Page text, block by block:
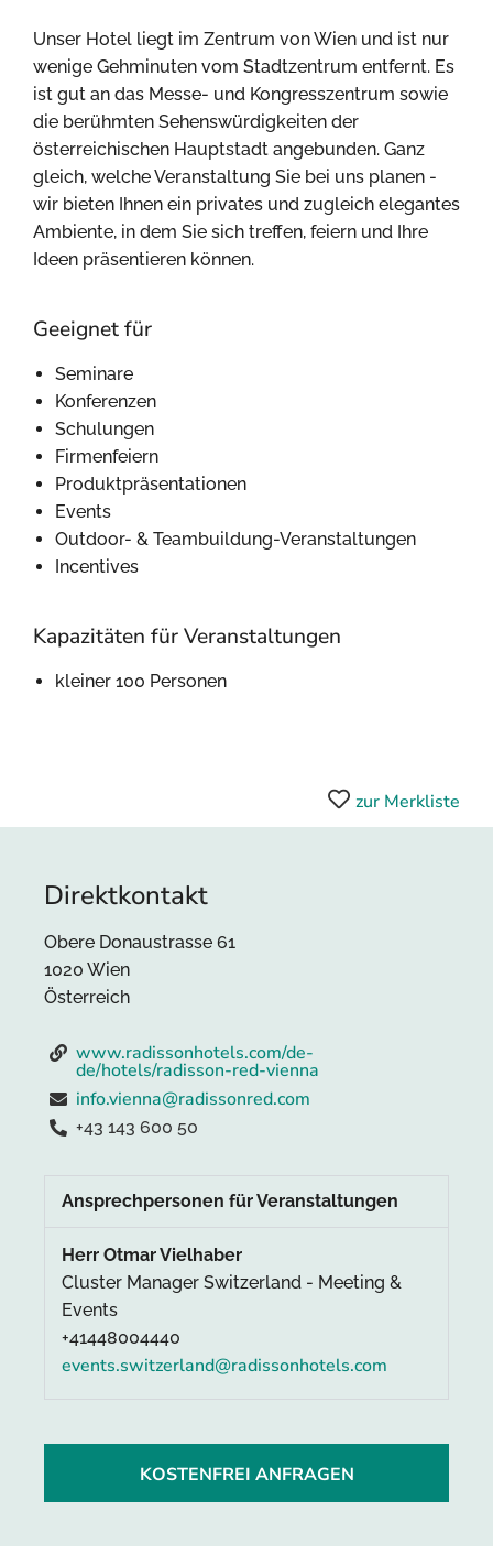
Unser Hotel liegt im Zentrum von Wien und ist nur
wenige Gehminuten vom Stadtzentrum entfernt. Es
ist gut an das Messe- und Kongresszentrum sowie
die berühmten Sehenswürdigkeiten der
österreichischen Hauptstadt angebunden. Ganz
gleich, welche Veranstaltung Sie bei uns planen -
wir bieten Ihnen ein privates und zugleich elegantes
Ambiente, in dem Sie sich treffen, feiern und Ihre
Ideen präsentieren können.
Geeignet für
Seminare
Konferenzen
Schulungen
Firmenfeiern
Produktpräsentationen
Events
Outdoor- & Teambuildung-Veranstaltungen
Incentives
Kapazitäten für Veranstaltungen
kleiner 100 Personen
zur Merkliste
Direktkontakt
Obere Donaustrasse 61
1020 Wien
Österreich
www.radissonhotels.com/de-
de/hotels/radisson-red-vienna
info.vienna@radissonred.com
+43 143 600 50
Ansprechpersonen für Veranstaltungen
Herr Otmar Vielhaber
Cluster Manager Switzerland - Meeting &
Events
+41448004440
events.switzerland@radissonhotels.com
KOSTENFREI ANFRAGEN